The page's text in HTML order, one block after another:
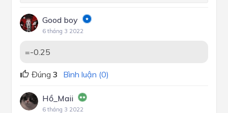
Good boy
6 tháng 3 2022
=-0.25
Đúng 3 Bình luận (0)
Hồ_Maii
6 tháng 3 2022